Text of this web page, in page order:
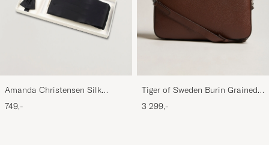
Amanda Christensen Silk
749,-
Tiger of Sweden Burin Grained
Leather Briefcase Brown
3 299,-